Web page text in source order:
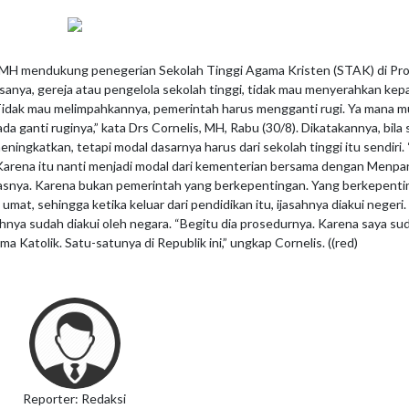
mendukung penegerian Sekolah Tinggi Agama Kristen (STAK) di
gereja atau pengelola sekolah tinggi, tidak mau menyerahkan
mau melimpahkannya, pemerintah harus mengganti rugi. Ya mana
ganti ruginya,” kata Drs Cornelis, MH, Rabu (30/8). Dikatakannya, bila
tetapi modal dasarnya harus dari sekolah tinggi itu sendiri.
itu nanti menjadi modal dari kementerian bersama dengan
Karena bukan pemerintah yang berkepentingan. Yang
sehingga ketika keluar dari pendidikan itu, ijasahnya diakui
sudah diakui oleh negara. “Begitu dia prosedurnya. Karena saya
Katolik. Satu-satunya di Republik ini,” ungkap Cornelis. ((red)
Reporter: Redaksi